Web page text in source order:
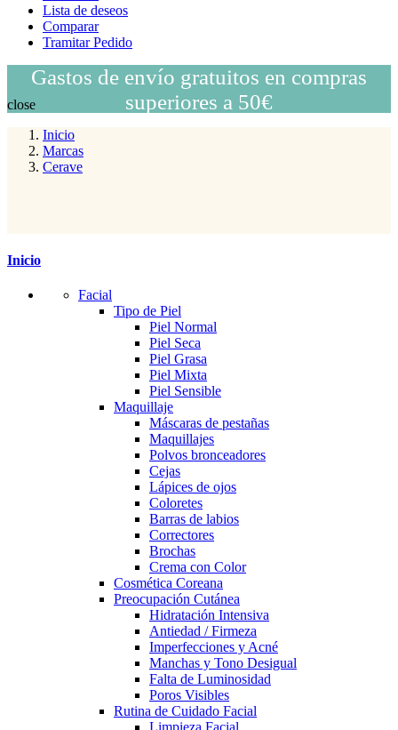
Lista de deseos
Comparar
Tramitar Pedido
Gastos de envío gratuitos en compras
superiores a 50€
close
Inicio
Marcas
Cerave
Inicio
Facial
Tipo de Piel
Piel Normal
Piel Seca
Piel Grasa
Piel Mixta
Piel Sensible
Maquillaje
Máscaras de pestañas
Maquillajes
Polvos bronceadores
Cejas
Lápices de ojos
Coloretes
Barras de labios
Correctores
Brochas
Crema con Color
Cosmética Coreana
Preocupación Cutánea
Hidratación Intensiva
Antiedad / Firmeza
Imperfecciones y Acné
Manchas y Tono Desigual
Falta de Luminosidad
Poros Visibles
Rutina de Cuidado Facial
Limpieza Facial